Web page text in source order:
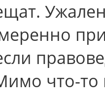
что-то